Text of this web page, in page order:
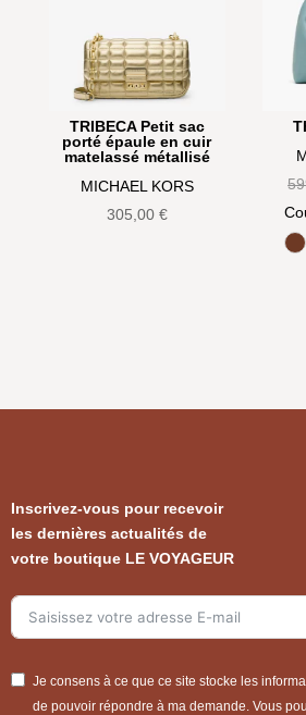
TRIBECA Petit sac
porté épaule en cuir
matelassé métallisé
MICHAEL KORS
305,00 €
Inscrivez-vous pour recevoir
les dernières actualités de
votre boutique LE VOYAGEUR
Je consens à ce que ce site stocke les
de pouvoir répondre à ma demande. Vous